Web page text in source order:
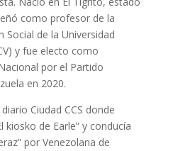
como profesor de la
Social de la Universidad
y fue electo como
por el Partido
en 2020.
Ciudad CCS donde
kiosko de Earle” y conducía
por Venezolana de